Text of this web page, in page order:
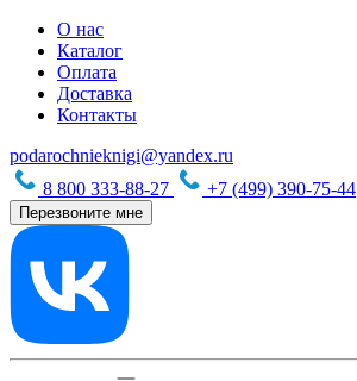
О нас
Каталог
Оплата
Доставка
Контакты
podarochnieknigi@yandex.ru
8 800 333-88-27
+7 (499) 390-75-44
Перезвоните мне